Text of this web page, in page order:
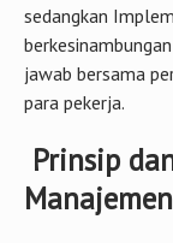
sedangkan
jawab bersama
para pekerja.
Prinsip